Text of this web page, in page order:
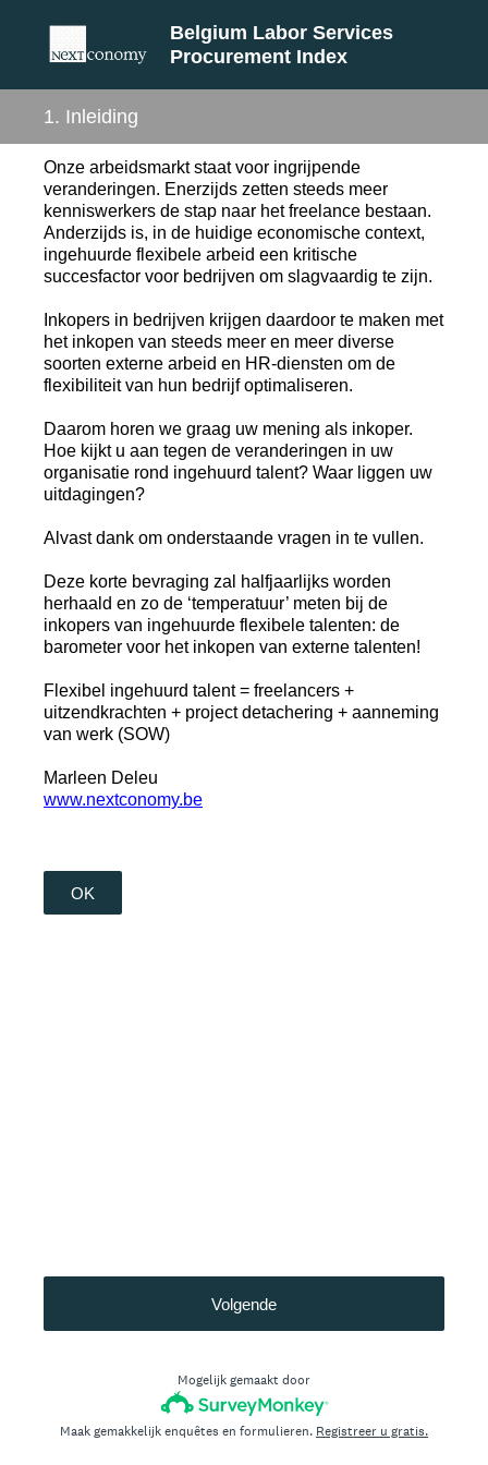
Belgium Labor Services
Procurement Index
1. Inleiding
Onze arbeidsmarkt staat voor ingrijpende
veranderingen. Enerzijds zetten steeds meer
kenniswerkers de stap naar het freelance bestaan.
Anderzijds is, in de huidige economische context,
ingehuurde flexibele arbeid een kritische
succesfactor voor bedrijven om slagvaardig te zijn.
Inkopers in bedrijven krijgen daardoor te maken met
het inkopen van steeds meer en meer diverse
soorten externe arbeid en HR-diensten om de
flexibiliteit van hun bedrijf optimaliseren.
Daarom horen we graag uw mening als inkoper.
Hoe kijkt u aan tegen de veranderingen in uw
organisatie rond ingehuurd talent? Waar liggen uw
uitdagingen?
Alvast dank om onderstaande vragen in te vullen.
Deze korte bevraging zal halfjaarlijks worden
herhaald en zo de ‘temperatuur’ meten bij de
inkopers van ingehuurde flexibele talenten: de
barometer voor het inkopen van externe talenten!
Flexibel ingehuurd talent = freelancers +
uitzendkrachten + project detachering + aanneming
van werk (SOW)
Marleen Deleu
www.nextconomy.be
OK
Volgende
Mogelijk gemaakt door
Maak gemakkelijk enquêtes en formulieren. Registreer u gratis.